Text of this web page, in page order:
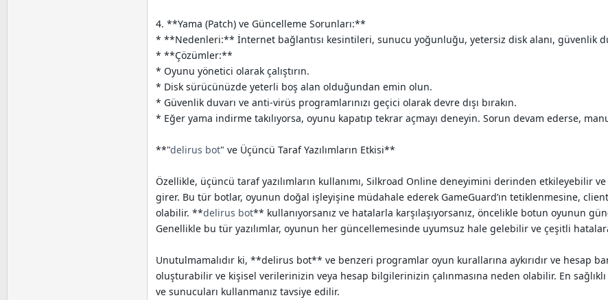
4. **Yama (Patch) ve Güncelleme Sorunları:**
* **Nedenleri:** İnternet bağlantısı kesintileri, sunucu yoğunluğu, yetersiz disk alanı, güvenlik
* **Çözümler:**
* Oyunu yönetici olarak çalıştırın.
* Disk sürücünüzde yeterli boş alan olduğundan emin olun.
* Güvenlik duvarı ve anti-virüs programlarınızı geçici olarak devre dışı bırakın.
* Eğer yama indirme takılıyorsa, oyunu kapatıp tekrar açmayı deneyin. Sorun devam ederse,
**"delirus bot" ve Üçüncü Taraf Yazılımların Etkisi**
Özellikle, üçüncü taraf yazılımların kullanımı, Silkroad Online deneyimini derinden etkileyebilir
girer. Bu tür botlar, oyunun doğal işleyişine müdahale ederek GameGuard’ın tetiklenmesine,
olabilir. **delirus bot** kullanıyorsanız ve hatalarla karşılaşıyorsanız, öncelikle botun oyunun
Genellikle bu tür yazılımlar, oyunun her güncellemesinde uyumsuz hale gelebilir ve çeşitli
Unutulmamalıdır ki, **delirus bot** ve benzeri programlar oyun kurallarına aykırıdır ve hesap
oluşturabilir ve kişisel verilerinizin veya hesap bilgilerinizin çalınmasına neden olabilir. En
ve sunucuları kullanmanız tavsiye edilir.